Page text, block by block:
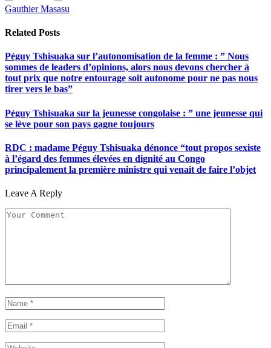
Gauthier Masasu
Related Posts
Péguy Tshisuaka sur l’autonomisation de la femme : ” Nous
sommes de leaders d’opinions, alors nous devons chercher à
tout prix que notre entourage soit autonome pour ne pas nous
tirer vers le bas”
Péguy Tshisuaka sur la jeunesse congolaise : ” une jeunesse qui
se lève pour son pays gagne toujours
RDC : madame Péguy Tshisuaka dénonce “tout propos sexiste
à l’égard des femmes élevées en dignité au Congo
principalement la première ministre qui venait de faire l’objet
Leave A Reply